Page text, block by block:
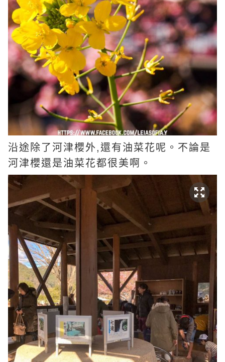
沿途除了河津櫻外,還有油菜花呢。不論是
河津櫻還是油菜花都很美啊。